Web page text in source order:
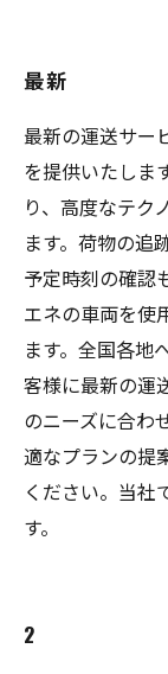
最新
最新の運送サー
を提供いたしま
り、高度なテク
ます。荷物の追
予定時刻の確認
エネの車両を使
ます。全国各地
客様に最新の運
のニーズに合わ
適なプランの提
ください。当社
す。
2